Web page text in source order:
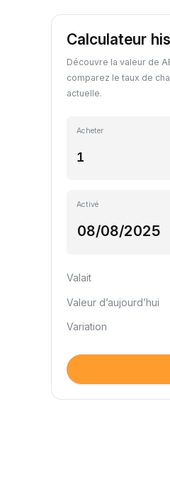
Calculateur
Découvre la valeur de
comparez le taux de
actuelle.
Acheter
Activé
Valait
Valeur d’aujourd’hui
Variation